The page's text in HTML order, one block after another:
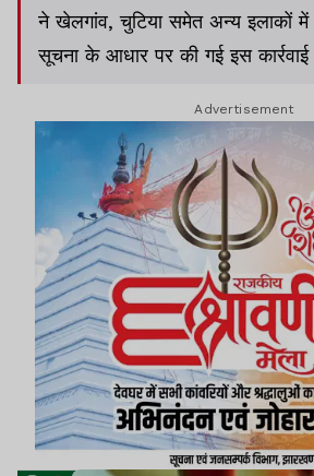
ने खेलगांव, चुटिया समेत अन्य इलाकों में
सूचना के आधार पर की गई इस कार्रवाई
Advertisement